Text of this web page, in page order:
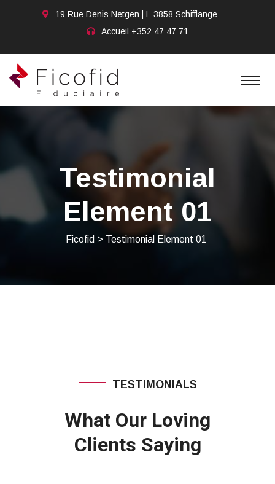
19 Rue Denis Netgen | L-3858 Schifflange
Accueil +352 47 47 71
Testimonial
Element 01
Ficofid > Testimonial Element 01
TESTIMONIALS
What Our Loving
Clients Saying